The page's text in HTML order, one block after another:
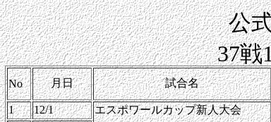
公
37戦
No 月日 試合名
1 12/1 エスポワールカップ新人大会